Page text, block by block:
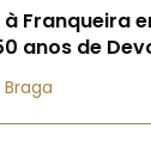
Franqueira
anos de